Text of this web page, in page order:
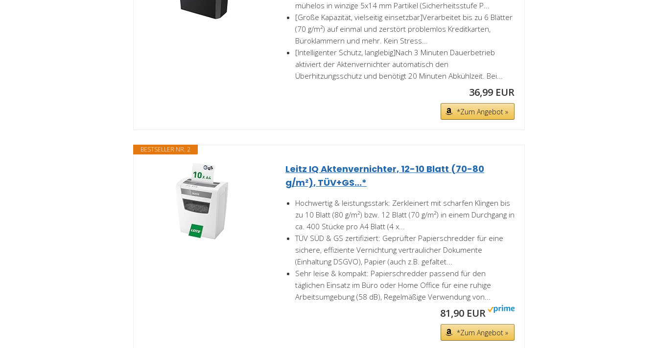
mühelos in winzige 5x14 mm Partikel (Sicherheitsstufe P...
[Große Kapazität, vielseitig einsetzbar]Verarbeitet bis zu 6 Blätter
(70 g/m²) auf einmal und zerstört problemlos Kreditkarten,
Büroklammern und mehr. Kein Stress...
[Intelligenter Schutz, langlebig]Nach 3 Minuten Dauerbetrieb
aktiviert der Aktenvernichter automatisch den
Überhitzungsschutz und benötigt 20 Minuten Abkühlzeit. Bei...
36,99 EUR
*Zum Angebot »
BESTSELLER NR. 2
Leitz IQ Aktenvernichter, 12-10 Blatt (70-80
g/m²), TÜV+GS...*
Hochwertig & leistungsstark: Zerkleinert mit scharfen Klingen bis
zu 10 Blatt (80 g/m²) bzw. 12 Blatt (70 g/m²) in einem Durchgang in
ca. 400 Stücke pro A4 Blatt (4 x...
TÜV SÜD & GS zertifiziert: Geprüfter Papierschredder für eine
sichere, effiziente Vernichtung vertraulicher Dokumente
(Einhaltung DSGVO), Papier (auch z.B. gefaltet...
Sehr leise & kompakt: Papierschredder passend für den
täglichen Einsatz im Büro oder Home Office für eine ruhige
Arbeitsumgebung (58 dB), Regelmäßige Verwendung von...
81,90 EUR
*Zum Angebot »